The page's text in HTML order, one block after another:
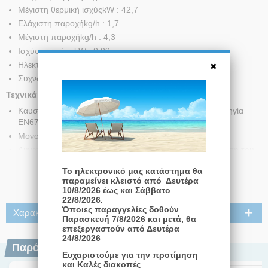
Μέγιστη θερμική ισχύςkW : 42,7
Ελάχιστη παροχήkg/h : 1,7
Μέγιστη παροχήkg/h : 4,3
Ισχύς κινητήραkW : 0,09
Ηλεκτρική τροφοδοσίαN : 1
ΣυχνότηταHz : 50
Τεχνικά Χαρακτηριστικά
Καυστήρας πετρελαίου σύμφωνα με την Ευρωπαϊκή Οδηγία
ΕΝ676
Μονοβάθμια λειτουργία.
Δυνατότητα επίτευξης βέλτιστων τιμών καύσης με ρύθμιση του
Εύκολη συντήρηση που οφείλεται στο γεγονός οτι η μονάδα
διασκορπισμού είναι προσβάσιμη χωρίς να απαιτείται η
απομάκρυνση του καυστήρα απο το λέβητα.
Σταθερή μπούκα.
Μηχανικό ντάμπερ ρύθμισης της εισαγωγής αέρα.
Ντάμπερ με ολική φραγή στις παύσεις του καυστήρα για μείωση
των θερμικών απωλειών.
Γραμμή αερίου CE εξοπλισμένη με: Ηλεκτρομαγνητική βαλβίδα
Διαβάστε Περισσότερα
Χαρακτηριστικά
Παρόμοια Προϊόντα
Το ηλεκτρονικό μας κατάστημα θα
παραμείνει κλειστό από Δευτέρα
10/8/2026 έως και Σάββατο
22/8/2026.
Όποιες παραγγελίες δοθούν
Παρασκευή 7/8/2026 και μετά, θα
επεξεργαστούν από Δευτέρα
24/8/2026
Ευχαριστούμε για την προτίμηση
και Καλές διακοπές